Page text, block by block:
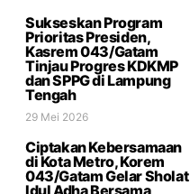
Sukseskan Program
Prioritas Presiden,
Kasrem 043/Gatam
Tinjau Progres KDKMP
dan SPPG di Lampung
Tengah
29 Mei 2026
Ciptakan Kebersamaan
di Kota Metro, Korem
043/Gatam Gelar Sholat
Idul Adha Bersama